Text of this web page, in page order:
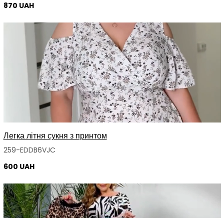
870 UAH
Легка літня сукня з принтом
259-EDDB6VJC
600 UAH